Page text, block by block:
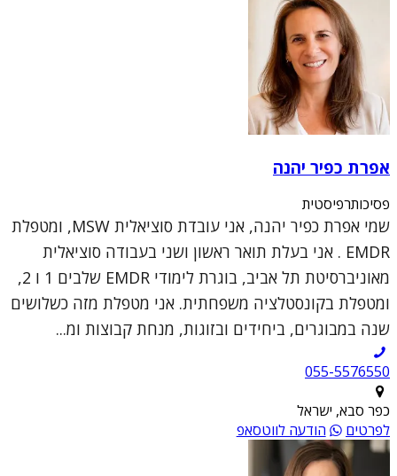
אפרת כפיר יהנה
פסיכותרפיסטית
שמי אפרת כפיר יהנה, אני עובדת סוציאלית MSW, ומטפלת
EMDR . אני בעלת תואר ראשון ושני בעבודה סוציאלית
מאוניברסיטת תל אביב, בוגרת לימודי EMDR שלבים 1 ו 2,
ומטפלת בקונסטלציה משפחתית. אני מטפלת מזה כשלושים
שנה במבוגרים, ביחידים ובזוגות, מנחת קבוצות ומ...
055-5576550
כפר סבא, ישראל
לפרטים
הודעה לווטסאפ